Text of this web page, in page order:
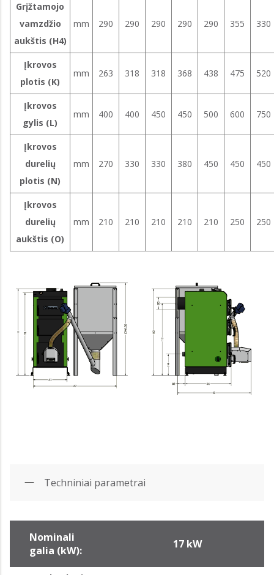
Grįžtamojo
vamzdžio
aukštis (H4)
mm 290 290 290 290 290 355 330
Įkrovos
plotis (K)
mm 263 318 318 368 438 475 520
Įkrovos
gylis (L)
mm 400 400 450 450 500 600 750
Įkrovos
durelių
plotis (N)
mm 270 330 330 380 450 450 450
Įkrovos
durelių
aukštis (O)
mm 210 210 210 210 210 250 250
Techniniai parametrai
Nominali
galia (kW):
17 kW